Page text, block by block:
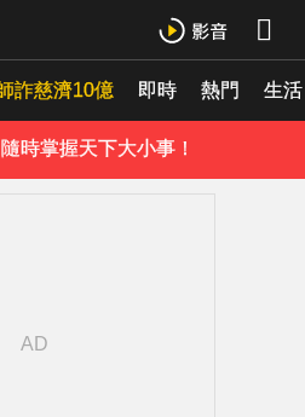
詐慈濟10億 即時 熱門 生活
時掌握天下大小事！